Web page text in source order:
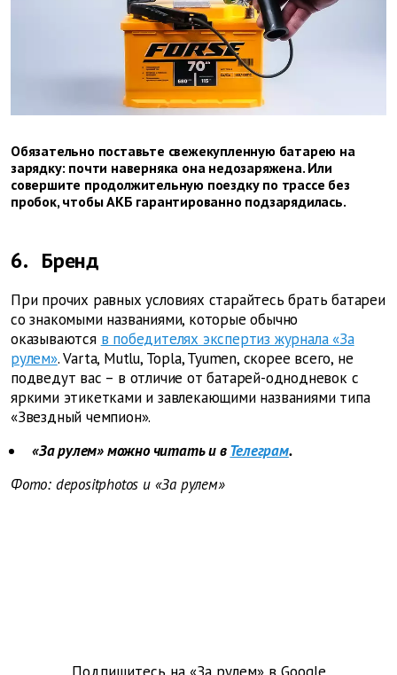
Обязательно поставьте свежекупленную батарею на
зарядку: почти наверняка она недозаряжена. Или
совершите продолжительную поездку по трассе без
пробок, чтобы АКБ гарантированно подзарядилась.
6. Бренд
При прочих равных условиях старайтесь брать батареи
со знакомыми названиями, которые обычно
оказываются в победителях экспертиз журнала «За
рулем». Varta, Mutlu, Topla, Tyumen, скорее всего, не
подведут вас – в отличие от батарей-однодневок с
яркими этикетками и завлекающими названиями типа
«Звездный чемпион».
«За рулем» можно читать и вТелеграм.
Фото: depositphotos и «За рулем»